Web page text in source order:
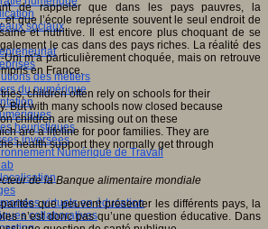
sociaux
des métiers
du numérique
heuristiques
inversées
Numérique de Travail
virtuels en éducation
collaboratives
de rappeler que dans les pays pauvres, la
que l’école représente souvent le seul endroit de
et nutritive. Il est encore plus choquant de se
le cas dans des pays riches. La réalité des
m’a particulièrement choquée, mais on retrouve
en France.
children often rely on schools for their
But with many schools now closed because
children are missing out on these
are a lifeline for poor families. They are
health support they normally get through
de la Banque alimentaire mondiale
que peuvent présenter les différents pays, la
n’est donc pas qu’une question éducative. Dans